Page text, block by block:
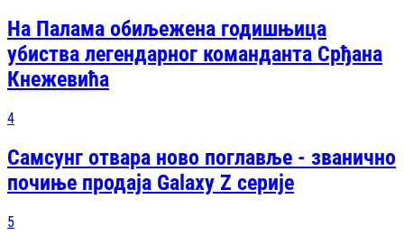
На Палама обиљежена годишњица
убиства легендарног команданта Срђана
Кнежевића
4
Самсунг отвара ново поглавље - званично
почиње продаја Galaxy Z серије
5